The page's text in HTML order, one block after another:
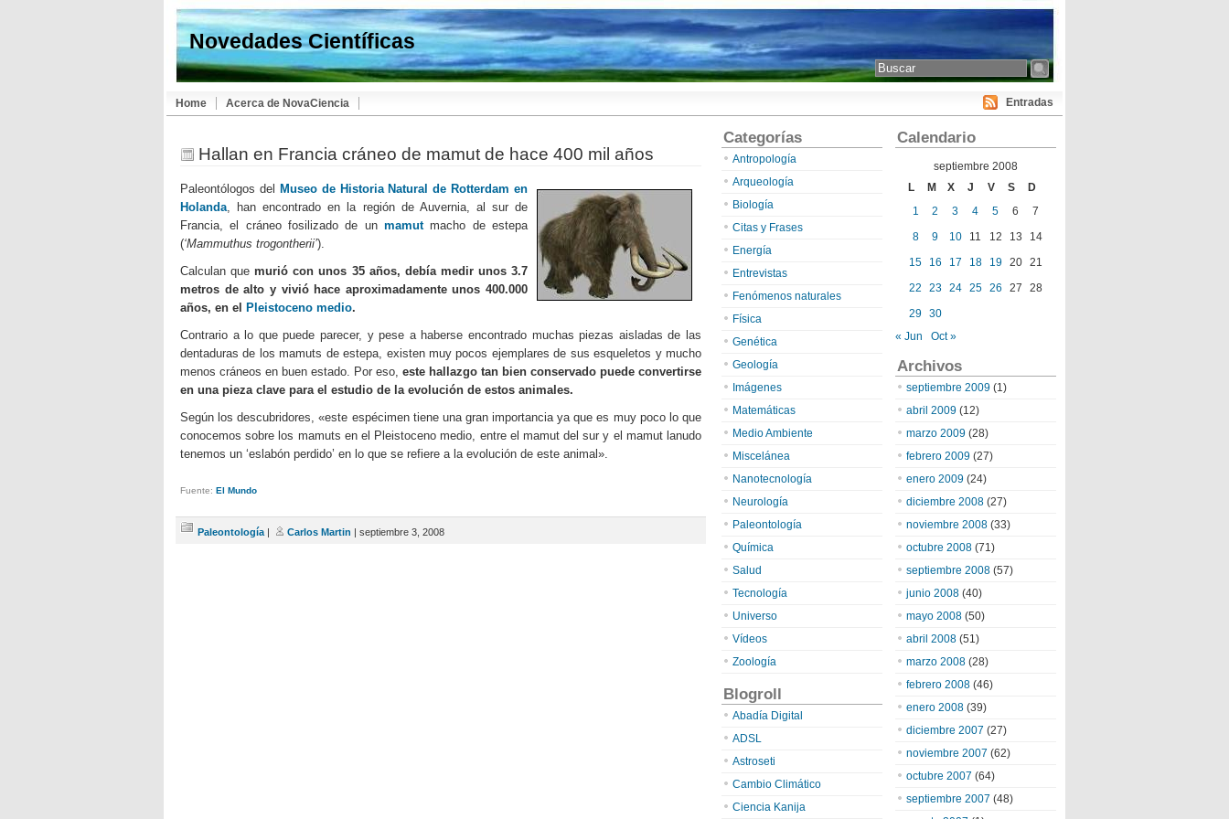
Novedades Científicas
Entradas
Home Acerca de NovaCiencia
Hallan en Francia cráneo de mamut de hace 400 mil años
Paleontólogos del
Museo de Historia Natural de Rotterdam en
Holanda, han encontrado en la región de Auvernia, al sur de
Francia, el cráneo fosilizado de un mamutmacho de estepa
(‘Mammuthus trogontherii’).
Calculan quemurió con unos 35 años, debía medir unos 3.7
metros de alto y vivió hace aproximadamente unos 400.000
años, en el
Pleistoceno medio.
Contrario a lo que puede parecer, y pese a haberse encontrado muchas piezas aisladas de las
dentaduras de los mamuts de estepa, existen muy pocos ejemplares de sus esqueletos y mucho
menos cráneos en buen estado. Por eso, este hallazgo tan bien conservado puede convertirse
en una pieza clave para el estudio de la evolución de estos animales.
Según los descubridores, «este espécimen tiene una gran importancia ya que es muy poco lo que
conocemos sobre los mamuts en el Pleistoceno medio, entre el mamut del sur y el mamut lanudo
tenemos un ‘eslabón perdido’ en lo que se refiere a la evolución de este animal».
Fuente: El Mundo
Paleontología | Carlos Martin | septiembre 3, 2008
Calendario
septiembre 2008
L
M X J V S
D
1
2 3 4 5 6
7
8
9 10 11 12 13
14
15
16 17 18 19 20
21
22
23 24 25 26 27
28
29 30
« Jun
Oct »
Archivos
septiembre 2009 (1)
abril 2009 (12)
marzo 2009 (28)
febrero 2009 (27)
enero 2009 (24)
diciembre 2008 (27)
noviembre 2008 (33)
octubre 2008 (71)
septiembre 2008 (57)
junio 2008 (40)
mayo 2008 (50)
abril 2008 (51)
marzo 2008 (28)
febrero 2008 (46)
enero 2008 (39)
diciembre 2007 (27)
noviembre 2007 (62)
octubre 2007 (64)
septiembre 2007 (48)
Categorías
Antropología
Arqueología
Biología
Citas y Frases
Energía
Entrevistas
Fenómenos naturales
Física
Genética
Geología
Imágenes
Matemáticas
Medio Ambiente
Miscelánea
Nanotecnología
Neurología
Paleontología
Química
Salud
Tecnología
Universo
Vídeos
Zoología
Blogroll
Abadía Digital
ADSL
Astroseti
Cambio Climático
Ciencia Kanija